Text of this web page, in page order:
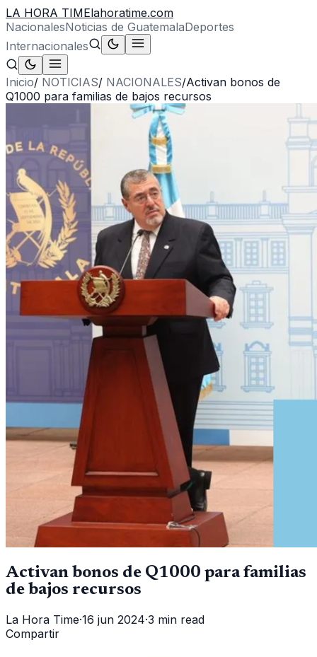
LA HORA TIMElahoratime.com
NacionalesNoticias de GuatemalaDeportes
Internacionales
Inicio/ NOTICIAS/ NACIONALES/Activan bonos de
Q1000 para familias de bajos recursos
Activan bonos de Q1000 para familias
de bajos recursos
La Hora Time·16 jun 2024·3 min read
Compartir